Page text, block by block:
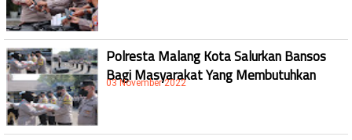
Polresta Malang Kota Salurkan Bansos
Bagi Masyarakat Yang Membutuhkan
03 November 2022